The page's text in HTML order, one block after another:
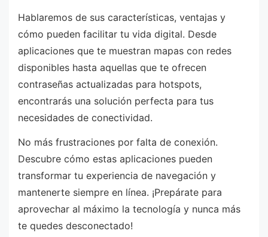
Hablaremos de sus características, ventajas y
cómo pueden facilitar tu vida digital. Desde
aplicaciones que te muestran mapas con redes
disponibles hasta aquellas que te ofrecen
contraseñas actualizadas para hotspots,
encontrarás una solución perfecta para tus
necesidades de conectividad.
No más frustraciones por falta de conexión.
Descubre cómo estas aplicaciones pueden
transformar tu experiencia de navegación y
mantenerte siempre en línea. ¡Prepárate para
aprovechar al máximo la tecnología y nunca más
te quedes desconectado!